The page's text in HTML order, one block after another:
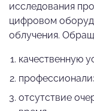
исследования
цифровом
облучения.
качественную
отсутствие